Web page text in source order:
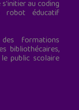
au coding
éducatif
formations
bibliothécaires,
public scolaire